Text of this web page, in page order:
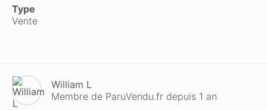
Type
Vente
William L
Membre de ParuVendu.fr depuis 1 an